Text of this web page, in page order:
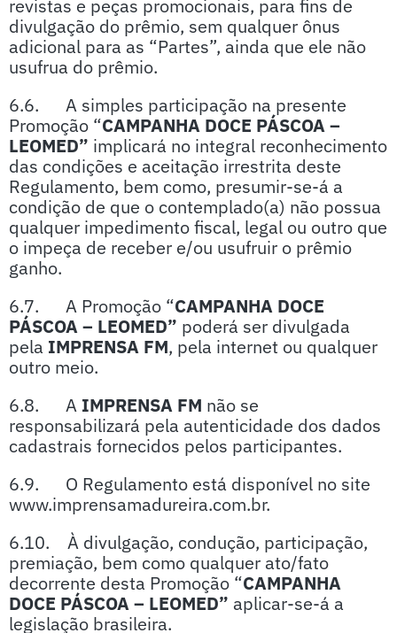
revistas e peças promocionais, para fins de
divulgação do prêmio, sem qualquer ônus
adicional para as “Partes”, ainda que ele não
usufrua do prêmio.
6.6. A simples participação na presente
Promoção “CAMPANHA DOCE PÁSCOA –
LEOMED” implicará no integral reconhecimento
das condições e aceitação irrestrita deste
Regulamento, bem como, presumir-se-á a
condição de que o contemplado(a) não possua
qualquer impedimento fiscal, legal ou outro que
o impeça de receber e/ou usufruir o prêmio
ganho.
6.7. A Promoção “CAMPANHA DOCE
PÁSCOA – LEOMED” poderá ser divulgada
pela IMPRENSA FM, pela internet ou qualquer
outro meio.
6.8. A IMPRENSA FM não se
responsabilizará pela autenticidade dos dados
cadastrais fornecidos pelos participantes.
6.9. O Regulamento está disponível no site
www.imprensamadureira.com.br.
6.10. À divulgação, condução, participação,
premiação, bem como qualquer ato/fato
decorrente desta Promoção “CAMPANHA
DOCE PÁSCOA – LEOMED” aplicar-se-á a
legislação brasileira.